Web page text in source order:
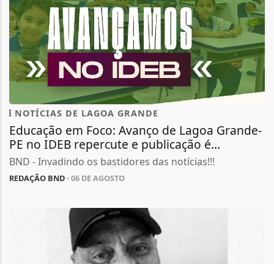
NOTÍCIAS DE LAGOA GRANDE
Educação em Foco: Avanço de Lagoa Grande-
PE no IDEB repercute e publicação é...
BND - Invadindo os bastidores das notícias!!!
REDAÇÃO BND- 06 DE AGOSTO